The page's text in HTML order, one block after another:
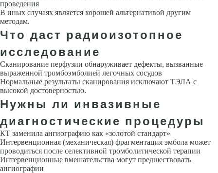
проведения
В иных случаях является хорошей альтернативой другим
методам.
Что даст радиоизотопное
исследование
Сканирование перфузии обнаруживает дефекты, вызванные
выражен­ной тромбоэмболией легочных сосудов
Нормальные результаты сканирования исключают ТЭЛА с
высокой достоверностью.
Нужны ли инвазивные
диагностические процедуры
КТ заменила ангиографию как «золотой стандарт»
Интервенционная (механическая) фрагментация эмбола может
проводиться после селек­тивной тромболитической терапии
Интервенционные вмешательства могут предшествовать
ангиографии